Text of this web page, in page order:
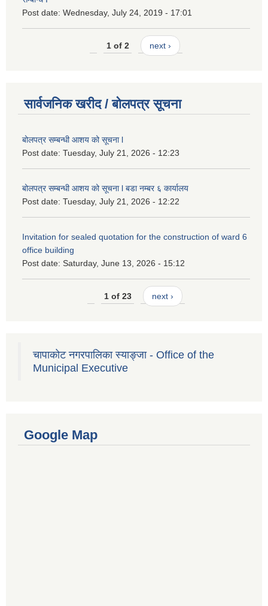
Post date: Wednesday, July 24, 2019 - 17:01
1 of 2 next ›
सार्वजनिक खरीद / बोलपत्र सूचना
बोलपत्र सम्बन्धी आशय को सूचना l
Post date: Tuesday, July 21, 2026 - 12:23
बोलपत्र सम्बन्धी आशय को सूचना l बडा नम्बर ६ कार्यालय
Post date: Tuesday, July 21, 2026 - 12:22
Invitation for sealed quotation for the construction of ward 6
office building
Post date: Saturday, June 13, 2026 - 15:12
1 of 23 next ›
चापाकोट नगरपालिका स्याङ्जा - Office of the
Municipal Executive
Google Map